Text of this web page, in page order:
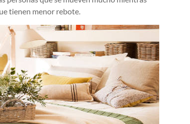
tienen menor rebote.